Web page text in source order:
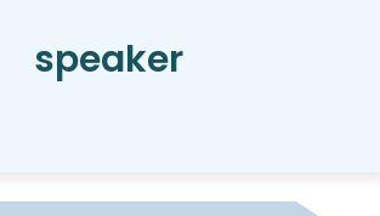
speaker